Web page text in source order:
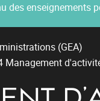
enseignements
(GEA)
Management